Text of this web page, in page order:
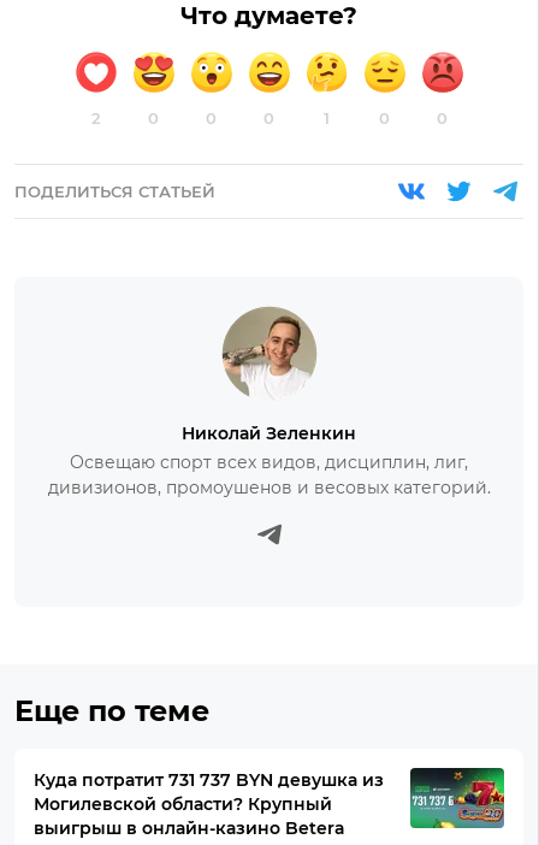
Что думаете?
2 0 0 0 1 0 0
ПОДЕЛИТЬСЯ СТАТЬЕЙ
Николай Зеленкин
Освещаю спорт всех видов, дисциплин, лиг,
дивизионов, промоушенов и весовых категорий.
Еще по теме
Куда потратит 731 737 BYN девушка из
Могилевской области? Крупный
выигрыш в онлайн-казино Betera